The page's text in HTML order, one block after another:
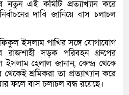
নতুন এই কমিটি প্রত্যাখ্যান করে
দাবি জানিয়ে বাস চলাচল
ইসলাম পাখির সঙ্গে যোগাযোগ
রাজশাহী সড়ক পরিবহন গ্রুপের
হেলাল জানান, কেন্দ্র থেকে
শ্রমিকরা তা প্রত্যাখ্যান করে
ফলে বাস চলাচল বন্ধ রয়েছে।